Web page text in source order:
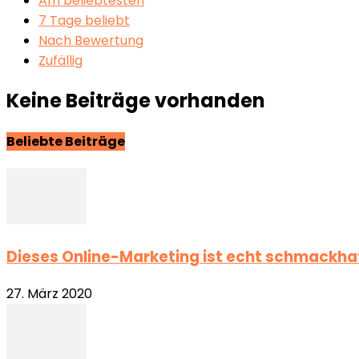
7 Tage beliebt
Nach Bewertung
Zufällig
Keine Beiträge vorhanden
Beliebte Beiträge
Dieses Online-Marketing ist echt
27. März 2020